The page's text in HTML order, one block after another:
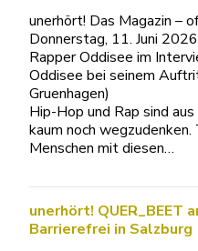
unerhört! Das Magazin –
Donnerstag, 11. Juni
Rapper Oddisee im
Oddisee bei seinem
Gruenhagen)
Hip-Hop und Rap sind
kaum noch
Menschen mit diesen…
unerhört! QUER_BEET
Barrierefrei in Salzburg